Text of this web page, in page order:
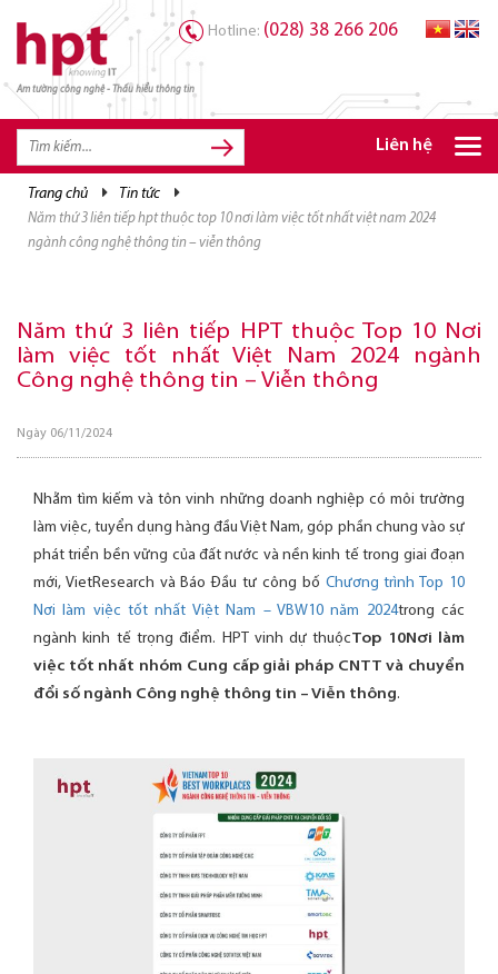
Am tường công nghệ - Thấu hiểu thông tin
Hotline: (028) 38 266 206
Liên hệ
trang chủ tin tức
năm thứ 3 liên tiếp hpt thuộc top 10 nơi làm việc tốt nhất việt nam 2024
ngành công nghệ thông tin – viễn thông
Năm thứ 3 liên tiếp HPT thuộc Top 10 Nơi
làm việc tốt nhất Việt Nam 2024 ngành
Công nghệ thông tin – Viễn thông
Ngày 06/11/2024
Nhằm tìm kiếm và tôn vinh những doanh nghiệp có môi trường
làm việc, tuyển dụng hàng đầu Việt Nam, góp phần chung vào sự
phát triển bền vững của đất nước và nền kinh tế trong giai đoạn
mới, VietResearch và Báo Đầu tư công bố Chương trình Top 10
Nơi làm việc tốt nhất Việt Nam – VBW10 năm 2024trong các
ngành kinh tế trọng điểm. HPT vinh dự thuộcTop 10Nơi làm
việc tốt nhất nhóm Cung cấp giải pháp CNTT và chuyển
đổi số ngành Công nghệ thông tin – Viễn thông.
TRANG CHỦ
TRANG CHỦ
GIẢI PHÁP
CƠ HỘI NGHỀ NGHIỆP